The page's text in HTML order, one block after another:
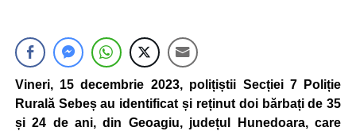
Vineri, 15 decembrie 2023, polițiștii Secției 7 Poliție
Rurală Sebeș au identificat și reținut doi bărbați de 35
și 24 de ani, din Geoagiu, județul Hunedoara, care